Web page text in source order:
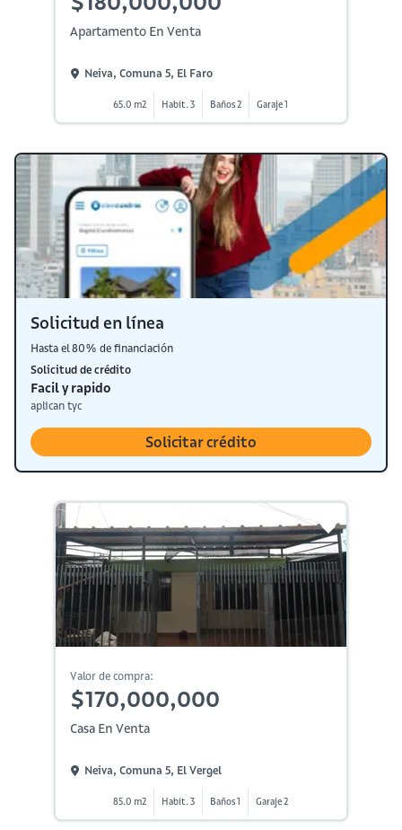
Apartamento En Venta
Neiva, Comuna 5, El Faro
65.0 m2 Habit. 3 Baños 2 Garaje 1
Solicitud en línea
Hasta el 80% de financiación
Solicitud de crédito
Facil y rapido
aplican tyc
Solicitar crédito
Valor de compra:
$170,000,000
Casa En Venta
Neiva, Comuna 5, El Vergel
85.0 m2 Habit. 3 Baños 1 Garaje 2